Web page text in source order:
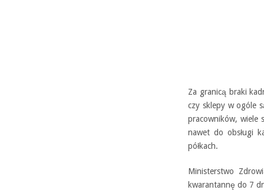
Za granicą braki
czy sklepy w ogóle
pracowników, wiele
nawet do obsługi
półkach.
Ministerstwo
kwarantannę do 7